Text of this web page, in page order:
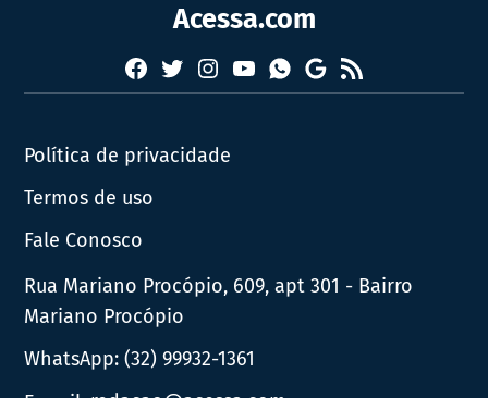
Acessa.com
Facebook
TwitterInstagram
YouTubeWhatsapp
Google
News
RSS
Política de privacidade
Termos de uso
Fale Conosco
Rua Mariano Procópio, 609, apt 301 - Bairro
Mariano Procópio
WhatsApp:(32) 99932-1361